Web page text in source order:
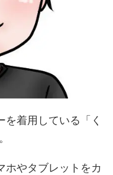
を着用している「く
ホやタブレットをカ